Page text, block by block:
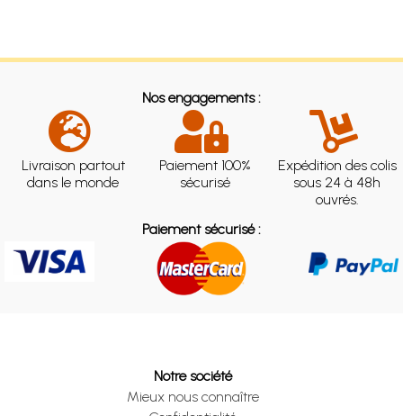
Nos engagements :
Livraison partout
dans le monde
Paiement 100%
sécurisé
Expédition des colis
sous 24 à 48h
ouvrés.
Paiement sécurisé :
Notre société
Mieux nous connaître